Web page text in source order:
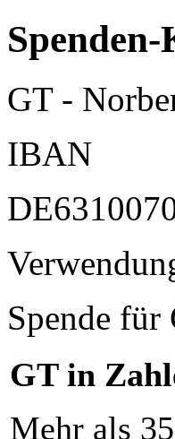
GT -
IBAN
Spende für
GT in
Mehr als